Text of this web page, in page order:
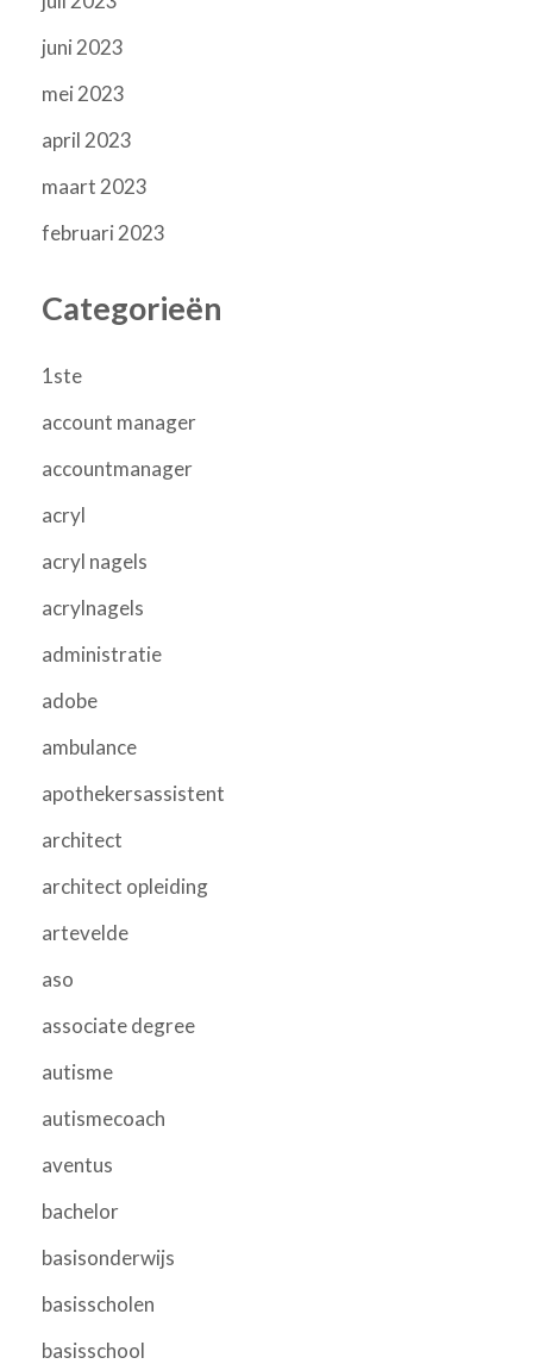
juni 2023
mei 2023
april 2023
maart 2023
februari 2023
Categorieën
1ste
account manager
accountmanager
acryl
acryl nagels
acrylnagels
administratie
adobe
ambulance
apothekersassistent
architect
architect opleiding
artevelde
aso
associate degree
autisme
autismecoach
aventus
bachelor
basisonderwijs
basisscholen
basisschool